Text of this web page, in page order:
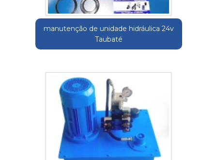
manutenção de unidade hidráulica 24v
Taubaté